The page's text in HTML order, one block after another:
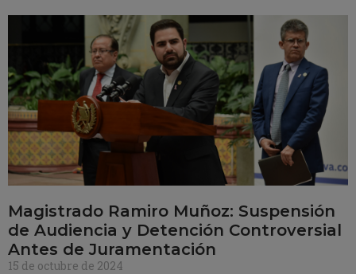
Magistrado Ramiro Muñoz: Suspensión
de Audiencia y Detención Controversial
Antes de Juramentación
15 de octubre de 2024